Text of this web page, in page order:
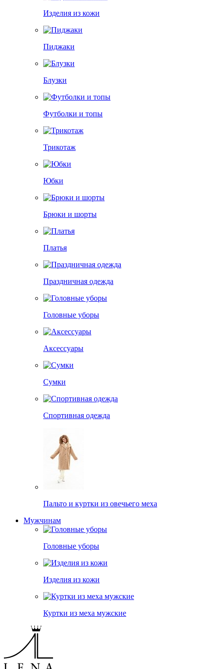
Изделия из кожи
Пиджаки
Блузки
Футболки и топы
Трикотаж
Юбки
Брюки и шорты
Платья
Праздничная одежда
Головные уборы
Аксессуары
Сумки
Спортивная одежда
Пальто и куртки из овечьего меха
Мужчинам
Головные уборы
Изделия из кожи
Куртки из меха мужские